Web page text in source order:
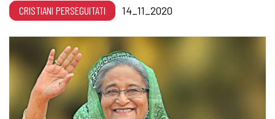
CRISTIANI PERSEGUITATI 14_11_2020